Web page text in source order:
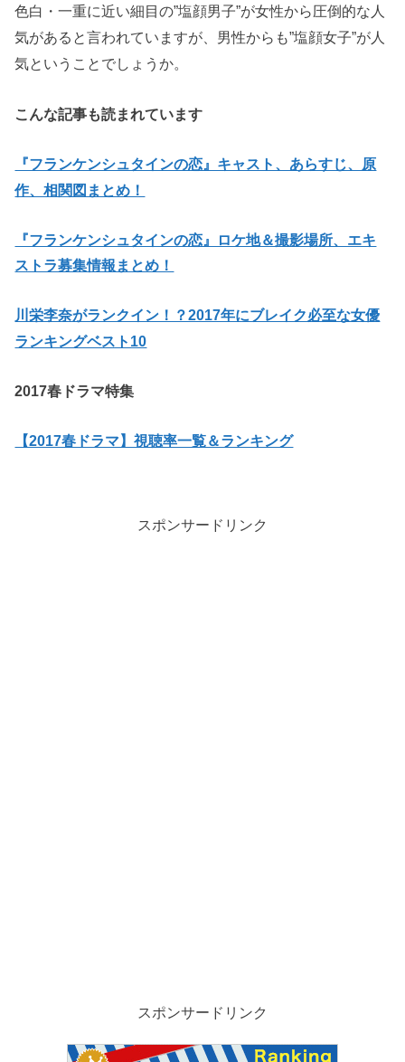
色白・一重に近い細目の”塩顔男子”が女性から圧倒的な人
気があると言われていますが、男性からも”塩顔女子”が人
気ということでしょうか。
こんな記事も読まれています
『フランケンシュタインの恋』キャスト、あらすじ、原
作、相関図まとめ！
『フランケンシュタインの恋』ロケ地＆撮影場所、エキ
ストラ募集情報まとめ！
川栄李奈がランクイン！？2017年にブレイク必至な女優
ランキングベスト10
2017春ドラマ特集
【2017春ドラマ】視聴率一覧＆ランキング
スポンサードリンク
スポンサードリンク